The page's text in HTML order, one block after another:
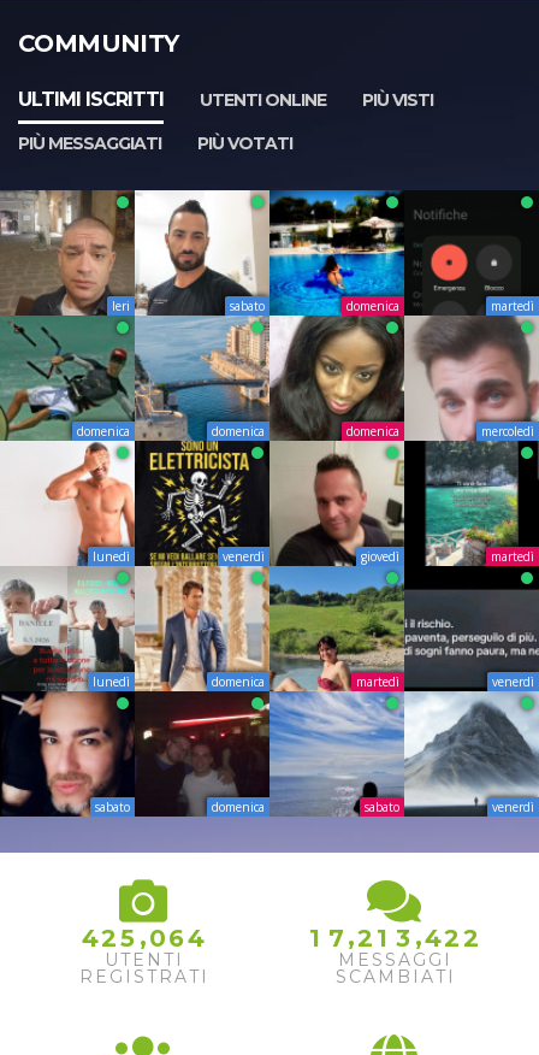
COMMUNITY
ULTIMI ISCRITTI UTENTI ONLINE
PIÙ VISTI
PIÙ MESSAGGIATI
PIÙ VOTATI
Ieri sabato domenica martedì
domenica domenica domenica mercoledì
lunedì venerdì giovedì martedì
lunedì domenica martedì venerdì
sabato domenica sabato venerdì
425 ,064
UTENTI
REGISTRATI
1 7 ,2 1 3 ,423
MESSAGGI
SCAMBIATI